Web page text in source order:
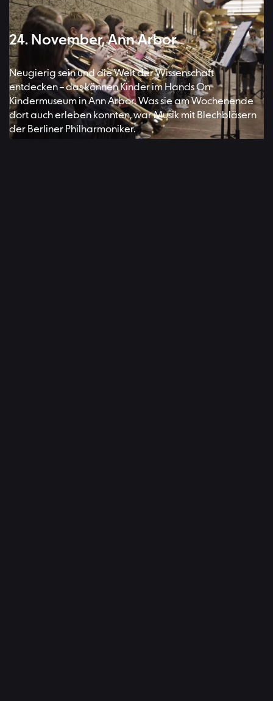
24. November, Ann Arbor
Neugierig sein und die Welt der Wissenschaft
entdecken – das können Kinder im Hands On
Kindermuseum in Ann Arbor. Was sie am Wochenende
dort auch erleben konnten, war Musik mit Blechbläsern
der Berliner Philharmoniker.